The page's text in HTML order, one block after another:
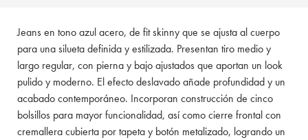
Jeans en tono azul acero, de fit skinny que se ajusta al cuerpo
para una silueta definida y estilizada. Presentan tiro medio y
largo regular, con pierna y bajo ajustados que aportan un look
pulido y moderno. El efecto deslavado añade profundidad y un
acabado contemporáneo. Incorporan construcción de cinco
bolsillos para mayor funcionalidad, así como cierre frontal con
cremallera cubierta por tapeta y botón metalizado, logrando un